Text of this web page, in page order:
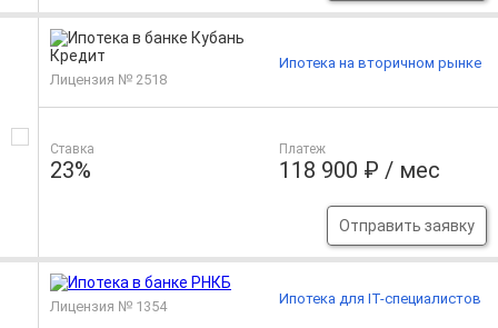
Лицензия № 2518
Ставка
23%
Платеж
118 900 ₽ / мес
Отправить заявку
Ипотека на вторичном рынке
Лицензия № 1354 Ипотека для IT-специалистов